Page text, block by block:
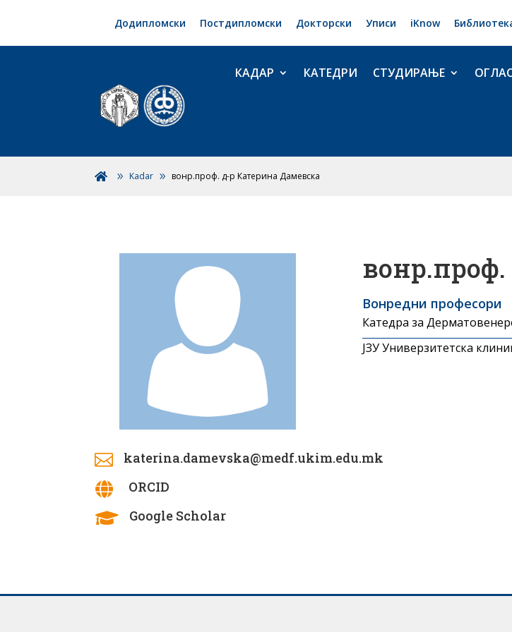
Додипломски Постдипломски Докторски Уписи iKnow
КАДАР КАТЕДРИ СТУДИРАЊЕ
 Kadar вонр.проф. д-р Катерина Дамевска
 katerina.damevska@medf.ukim.edu.mk
 ORCID
 Google Scholar
Вонредни професори
Катедра за
ЈЗУ Универзитетска